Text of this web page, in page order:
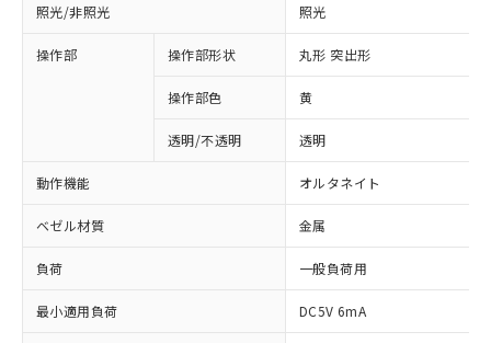
照光/非照光 照光
操作部 操作部形状 丸形 突出形
操作部色 黄
透明/不透明 透明
動作機能 オルタネイト
ベゼル材質 金属
負荷 一般負荷用
最小適用負荷 DC5V 6mA